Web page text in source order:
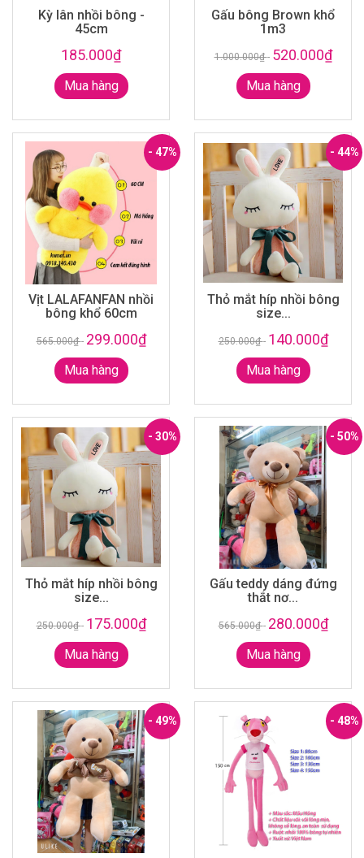
Kỳ lân nhồi bông -
45cm
185.000₫
Mua hàng
Gấu bông Brown khổ
1m3
1.000.000₫- 520.000₫
Mua hàng
- 47%
Vịt LALAFANFAN nhồi
bông khổ 60cm
565.000₫- 299.000₫
Mua hàng
- 44%
Thỏ mắt híp nhồi bông
size...
250.000₫- 140.000₫
Mua hàng
- 30%
Thỏ mắt híp nhồi bông
size...
250.000₫- 175.000₫
Mua hàng
- 50%
Gấu teddy dáng đứng
thắt nơ...
565.000₫- 280.000₫
Mua hàng
- 49% - 48%